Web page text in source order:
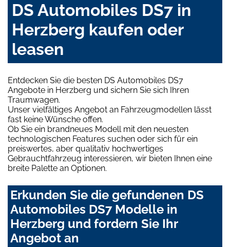
DS Automobiles DS7 in
Herzberg kaufen oder
leasen
Entdecken Sie die besten DS Automobiles DS7
Angebote in Herzberg und sichern Sie sich Ihren
Traumwagen.
Unser vielfältiges Angebot an Fahrzeugmodellen lässt
fast keine Wünsche offen.
Ob Sie ein brandneues Modell mit den neuesten
technologischen Features suchen oder sich für ein
preiswertes, aber qualitativ hochwertiges
Gebrauchtfahrzeug interessieren, wir bieten Ihnen eine
breite Palette an Optionen.
Erkunden Sie die gefundenen DS
Automobiles DS7 Modelle in
Herzberg und fordern Sie Ihr
Angebot an